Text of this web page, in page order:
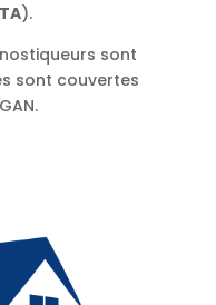
).
sont
sont couvertes